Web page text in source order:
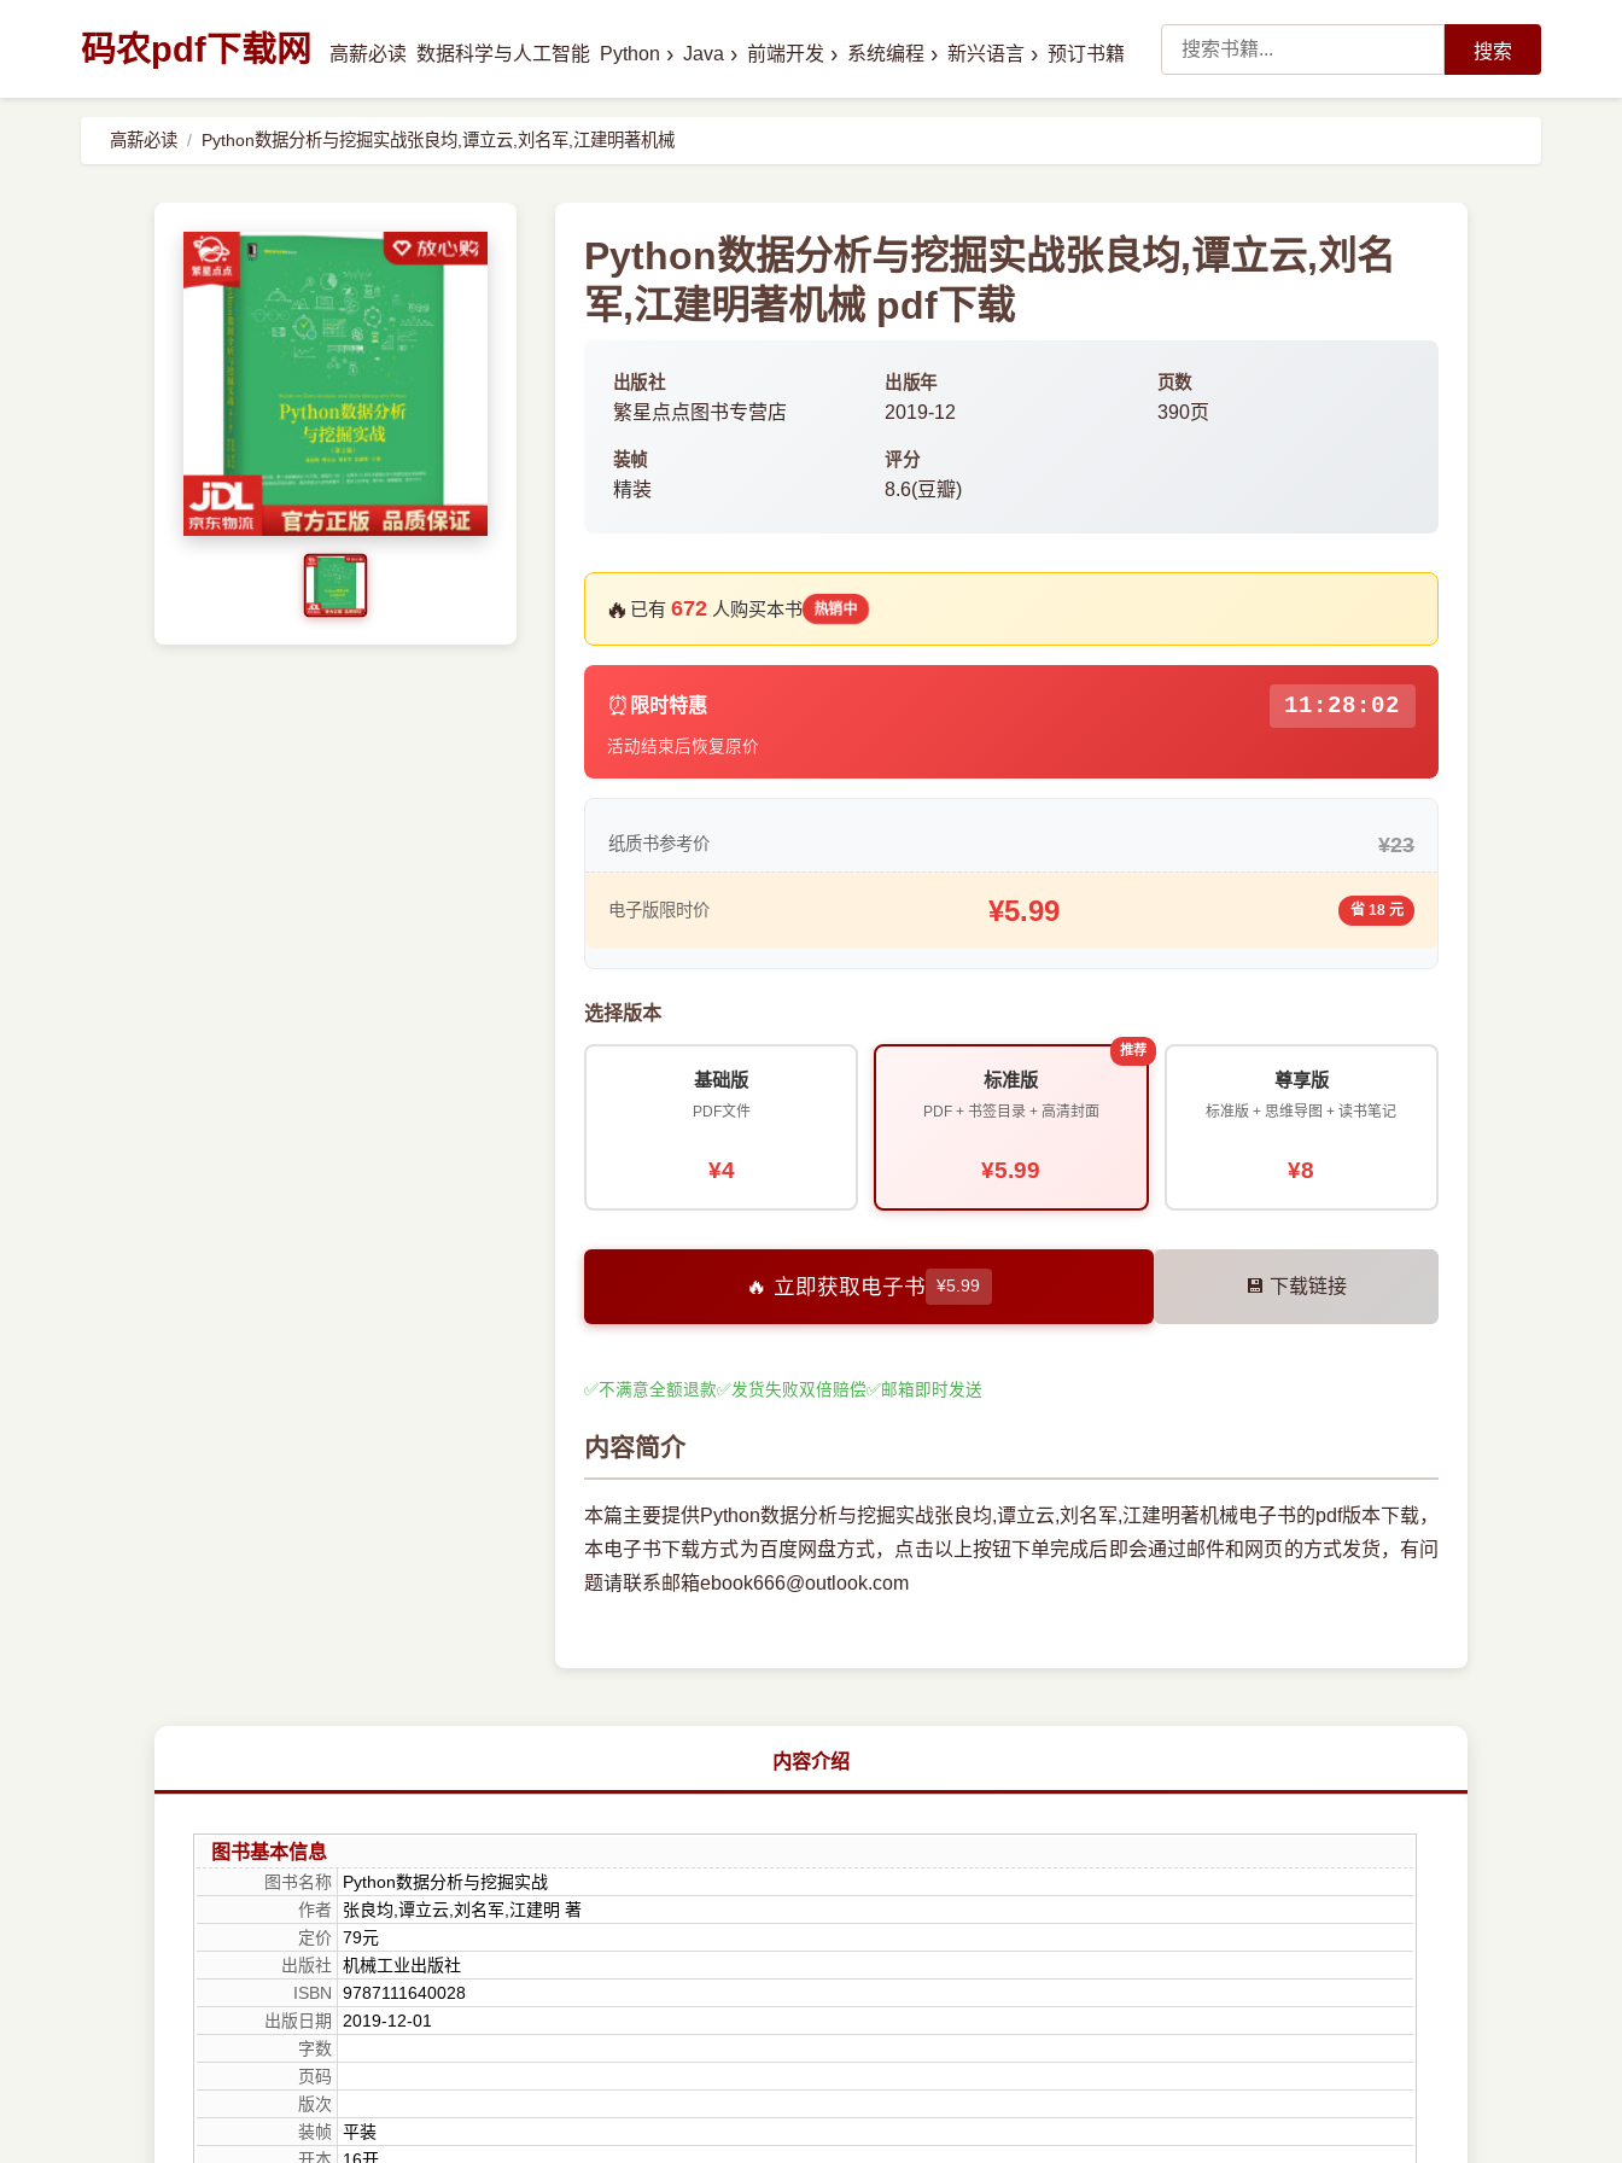
码农pdf下载网 高薪必读 数据科学与人工智能 Python › Java › 前端开发 › 系统编程 › 新兴语言 › 预订书籍 搜索
高薪必读 Python数据分析与挖掘实战张良均,谭立云,刘名军,江建明著机械
Python数据分析与挖掘实战张良均,谭立云,刘名
军,江建明著机械 pdf下载
出版社
繁星点点图书专营店
出版年
2019-12
页数
390页
装帧
精装
评分
8.6(豆瓣)
🔥 已有 672人购买本书 热销中
⏰ 限时特惠 11:28:01
活动结束后恢复原价
纸质书参考价 ¥23
电子版限时价 ¥5.99 省 18 元
选择版本
基础版
PDF文件
¥4
推荐
标准版
PDF + 书签目录 + 高清封面
¥5.99
尊享版
标准版 + 思维导图 + 读书笔记
¥8
🔥 立即获取电子书 ¥5.99 💾 下载链接
✅不满意全额退款✅发货失败双倍赔偿✅邮箱即时发送
内容简介
本篇主要提供Python数据分析与挖掘实战张良均,谭立云,刘名军,江建明著机械电子书的pdf版本下载，
本电子书下载方式为百度网盘方式，点击以上按钮下单完成后即会通过邮件和网页的方式发货，有问
题请联系邮箱ebook666@outlook.com
内容介绍
图书基本信息
图书名称
Python数据分析与挖掘实战
作者
张良均,谭立云,刘名军,江建明 著
定价 79元
出版社
机械工业出版社
ISBN
9787111640028
出版日期
2019-12-01
字数
页码
版次
装帧 平装